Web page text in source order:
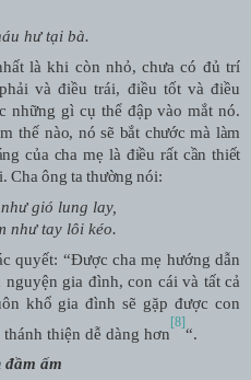
hư tại bà.
là khi còn nhỏ, chưa có đủ trí
và điều trái, điều tốt và điều
những gì cụ thể đập vào mắt nó.
thếnào, nó sẽ bắt chước mà làm
của cha mẹ là điều rất cần thiết
Cha ông ta thường nói:
gió lung lay,
như tay lôi kéo.
quyết: “Được cha mẹ hướng dẫn
gia đình, con cái và tất cả
khổ gia đình sẽ gặp được con
thiện dễ dàng hơn
[8]
“.
ấm